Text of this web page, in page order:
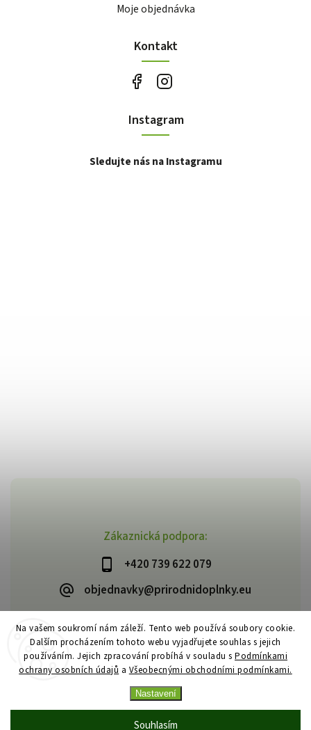
Na vašem soukromí nám záleží. Tento web používá soubory cookie.
Dalším procházením tohoto webu vyjadřujete souhlas s jejich
používáním. Jejich zpracování probíhá v souladu s Podmínkami
ochrany osobních údajů a Všeobecnými obchodními podmínkami.
Nastavení
Souhlasím
Zákaznická podpora:
+420 739 622 079
objednavky@prirodnidoplnky.eu
Moje objednávka
Kontakt
Instagram
Sledujte nás na Instagramu
Copyright 2026VIA NATURAE. Všechna práva vyhrazena.
Upravit nastavení cookies
VytvořilShoptet| Design